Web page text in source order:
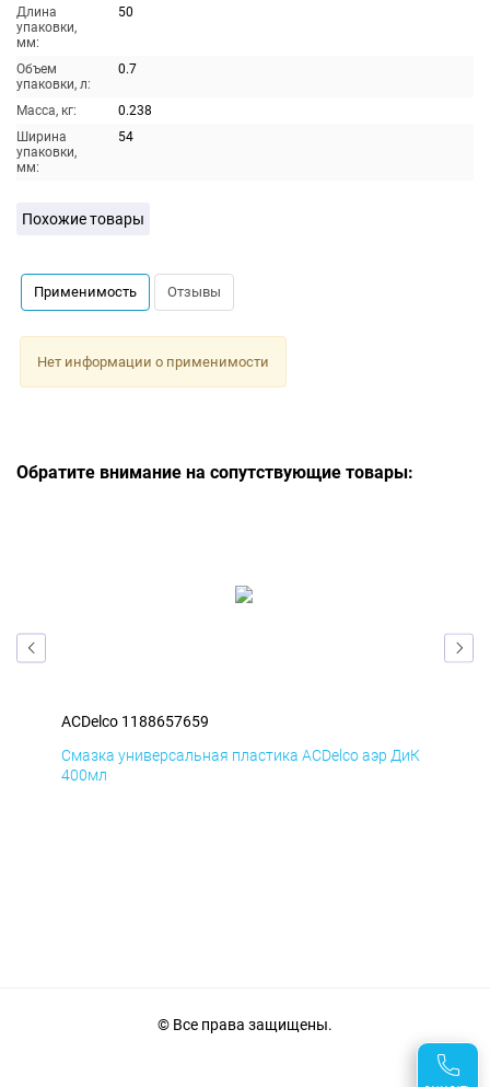
Длина
упаковки,
мм:
50
Объем
упаковки, л:
0.7
Масса, кг:
0.238
Ширина
упаковки,
мм:
54
Похожие товары
Применимость Отзывы
Нет информации о применимости
Обратите внимание на сопутствующие товары:
ACDelco 1188657659
Смазка универсальная пластика ACDelco аэр ДиК
400мл
© Все права защищены.